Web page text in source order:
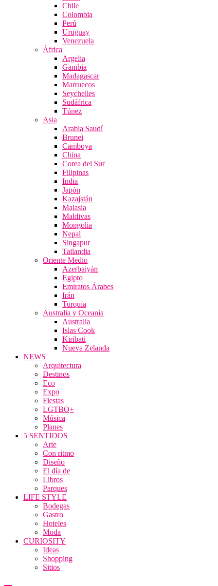
Chile
Colombia
Perú
Uruguay
Venezuela
África
Argelia
Gambia
Madagascar
Marruecos
Seychelles
Sudáfrica
Túnez
Asia
Arabia Saudí
Brunei
Camboya
China
Corea del Sur
Filipinas
India
Japón
Kazajstán
Malasia
Maldivas
Mongolia
Nepal
Singapur
Tailandia
Oriente Medio
Azerbaiyán
Egipto
Emiratos Árabes
Irán
Turquía
Australia y Oceanía
Australia
Islas Cook
Kiribati
Nueva Zelanda
NEWS
Arquitectura
Destinos
Eco
Expo
Fiestas
LGTBQ+
Música
Planes
5 SENTIDOS
Arte
Con ritmo
Diseño
El día de
Libros
Parques
LIFE STYLE
Bodegas
Gastro
Hoteles
Moda
CURIOSITY
Ideas
Shopping
Sitios